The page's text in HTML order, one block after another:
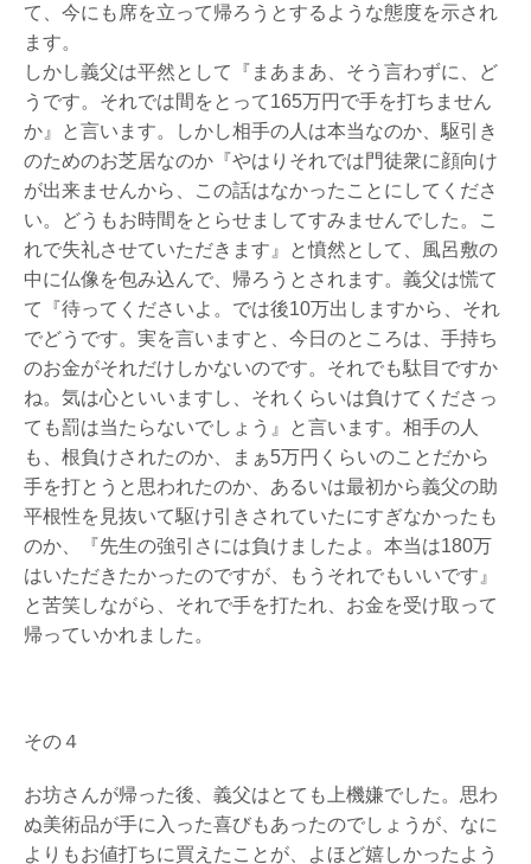
て、今にも席を立って帰ろうとするような態度を示され
ます。
しかし義父は平然として『まあまあ、そう言わずに、ど
うです。それでは間をとって165万円で手を打ちません
か』と言います。しかし相手の人は本当なのか、駆引き
のためのお芝居なのか『やはりそれでは門徒衆に顔向け
が出来ませんから、この話はなかったことにしてくださ
い。どうもお時間をとらせましてすみませんでした。こ
れで失礼させていただきます』と憤然として、風呂敷の
中に仏像を包み込んで、帰ろうとされます。義父は慌て
て『待ってくださいよ。では後10万出しますから、それ
でどうです。実を言いますと、今日のところは、手持ち
のお金がそれだけしかないのです。それでも駄目ですか
ね。気は心といいますし、それくらいは負けてくださっ
ても罰は当たらないでしょう』と言います。相手の人
も、根負けされたのか、まぁ5万円くらいのことだから
手を打とうと思われたのか、あるいは最初から義父の助
平根性を見抜いて駆け引きされていたにすぎなかったも
のか、『先生の強引さには負けましたよ。本当は180万
はいただきたかったのですが、もうそれでもいいです』
と苦笑しながら、それで手を打たれ、お金を受け取って
帰っていかれました。
その４
お坊さんが帰った後、義父はとても上機嫌でした。思わ
ぬ美術品が手に入った喜びもあったのでしょうが、なに
よりもお値打ちに買えたことが、よほど嬉しかったよう